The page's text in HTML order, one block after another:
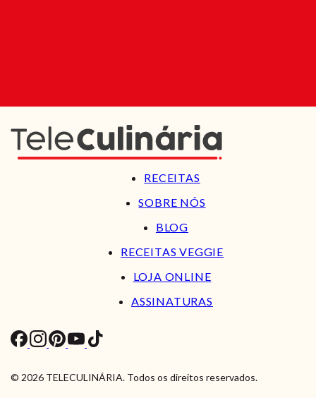
RECEITAS
SOBRE NÓS
BLOG
RECEITAS VEGGIE
LOJA ONLINE
ASSINATURAS
© 2026 TELECULINÁRIA. Todos os direitos reservados.